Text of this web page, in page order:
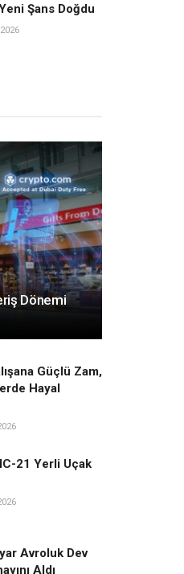
Şans Doğdu
Dönemi
Güçlü Zam,
Hayal
21 Yerli Uçak
Avroluk Dev
Aldı